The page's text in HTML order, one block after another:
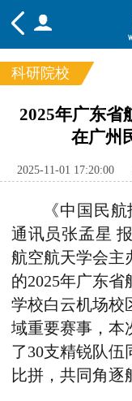
频道
要闻
航图
科研院校
2025年广东省
在广州
2025-11-01 17:20:00
《中国民
通讯员张孟星
航空航天学会主
的2025年广东
学校白云机场校
域重要赛事，本
了30支精锐队伍
比拼，共同角逐